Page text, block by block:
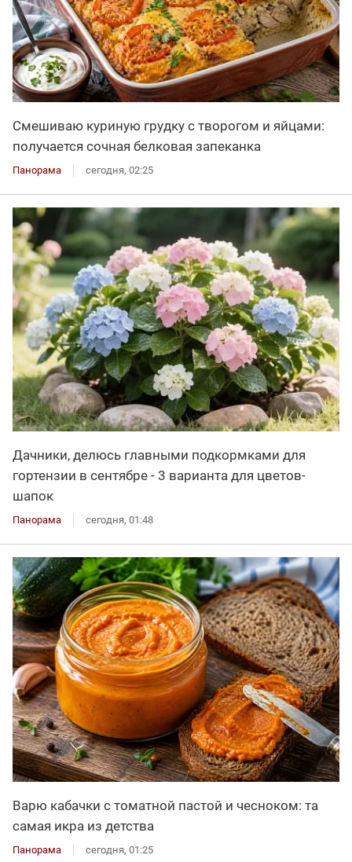
Смешиваю куриную грудку с творогом и яйцами:
получается сочная белковая запеканка
Панорама сегодня, 02:25
Дачники, делюсь главными подкормками для
гортензии в сентябре - 3 варианта для цветов-
шапок
Панорама сегодня, 01:48
Варю кабачки с томатной пастой и чесноком: та
самая икра из детства
Панорама сегодня, 01:25